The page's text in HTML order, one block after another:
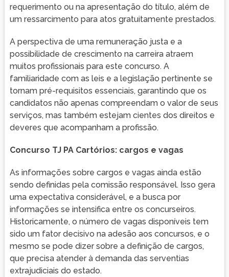
requerimento ou na apresentação do título, além de
um ressarcimento para atos gratuitamente prestados.
A perspectiva de uma remuneração justa e a
possibilidade de crescimento na carreira atraem
muitos profissionais para este concurso. A
familiaridade com as leis e a legislação pertinente se
tornam pré-requisitos essenciais, garantindo que os
candidatos não apenas compreendam o valor de seus
serviços, mas também estejam cientes dos direitos e
deveres que acompanham a profissão.
Concurso TJ PA Cartórios: cargos e vagas
As informações sobre cargos e vagas ainda estão
sendo definidas pela comissão responsável. Isso gera
uma expectativa considerável, e a busca por
informações se intensifica entre os concurseiros.
Historicamente, o número de vagas disponíveis tem
sido um fator decisivo na adesão aos concursos, e o
mesmo se pode dizer sobre a definição de cargos,
que precisa atender à demanda das serventias
extrajudiciais do estado.